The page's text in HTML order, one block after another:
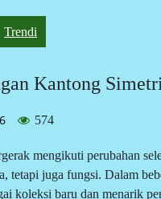
Trendi
Kantong
574
mengikuti perubahan
tetapi juga fungsi. Dalam
koleksi baru dan menarik